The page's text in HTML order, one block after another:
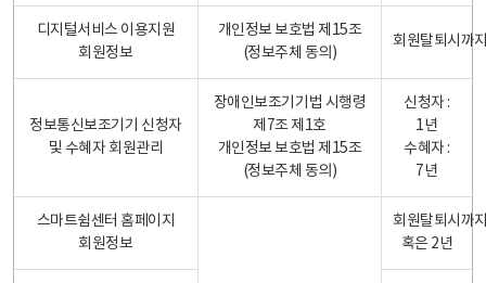
디지털서비스 이용지원
회원정보
개인정보 보호법 제15조
(정보주체 동의)
회원탈퇴시까
정보통신보조기기 신청자
및 수혜자 회원관리
장애인보조기기법 시행령
제7조 제1호
개인정보 보호법 제15조
(정보주체 동의)
신청자 :
1년
수혜자 :
7년
스마트쉼센터 홈페이지
회원정보
회원탈퇴시까
혹은 2년